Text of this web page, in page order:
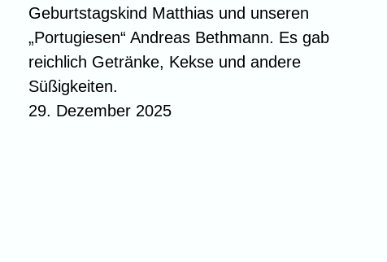
Geburtstagskind Matthias und unseren
„Portugiesen“ Andreas Bethmann. Es gab
reichlich Getränke, Kekse und andere
Süßigkeiten.
29. Dezember 2025